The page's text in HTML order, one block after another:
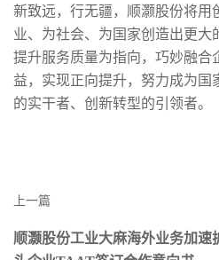
新致远，行无疆，顺灏股份将用
业、为社会、为国家创造出更大
提升服务质量为指向，巧妙融合
益，实现正向提升，努力成为国
的实干者、创新转型的引领者。
上一篇
顺灏股份工业大麻海外业务加速